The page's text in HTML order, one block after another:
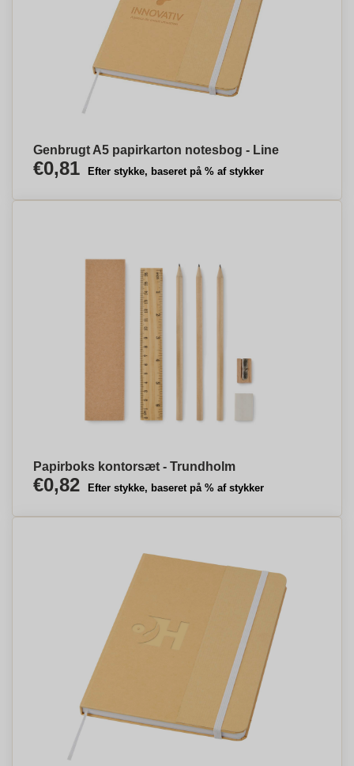
Genbrugt A5 papirkarton notesbog - Line
€0,81 Efter stykke, baseret på % af stykker
Papirboks kontorsæt - Trundholm
€0,82 Efter stykke, baseret på % af stykker